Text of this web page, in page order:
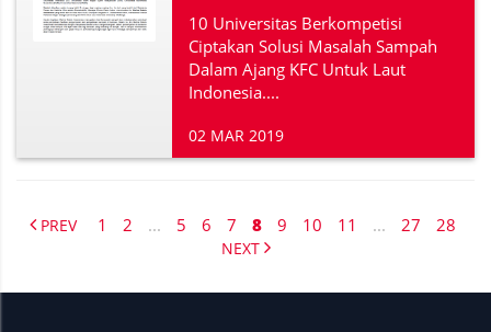
10 Universitas Berkompetisi
Ciptakan Solusi Masalah Sampah
Dalam Ajang KFC Untuk Laut
Indonesia....
02 MAR 2019
PREV 1 2 ... 5 6 7 8 9 10 11 ... 27 28
NEXT